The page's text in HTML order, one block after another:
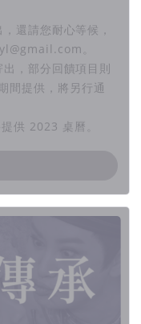
還請您耐心等候，
。
，部分回饋項目則
間提供，將另行通
供 2023 桌曆。